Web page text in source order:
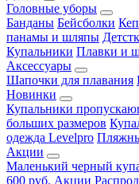
Головные уборы
Банданы Бейсболки
панамы и шляпы
Купальники Плавки и
Аксессуары
Шапочки для плавания
Новинки
Купальники
больших размеров
одежда Levelpro
Акции
Маленький черный
600 руб. Акции